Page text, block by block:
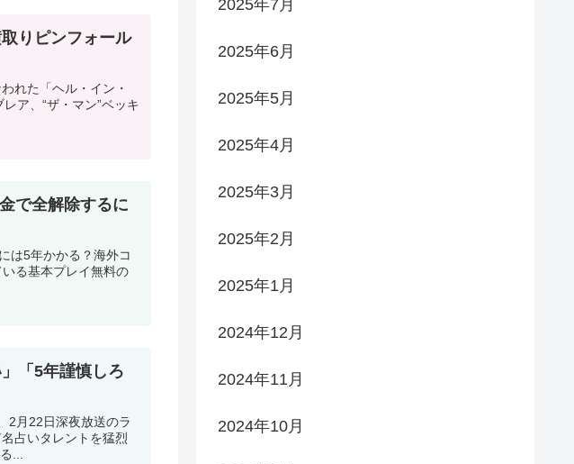
りピンフォール
れた「ヘル・イン・
ア、“ザ・マン”ベッキ
で全解除するに
る基本プレイ無料の
「5年謹慎しろ
2月22日深夜放送のラ
占いタレントを猛烈
...
2025年7月
2025年6月
2025年5月
2025年4月
2025年3月
2025年2月
2025年1月
2024年12月
2024年11月
2024年10月